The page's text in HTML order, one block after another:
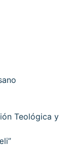
Teológica y